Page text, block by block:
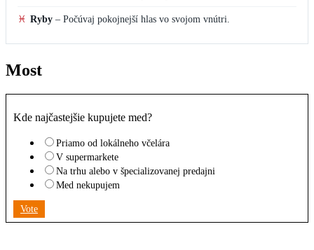
♓ Ryby – Počúvaj pokojnejší hlas vo svojom vnútri.
Most
Kde najčastejšie kupujete med?
Priamo od lokálneho včelára
V supermarkete
Na trhu alebo v špecializovanej predajni
Med nekupujem
Vote